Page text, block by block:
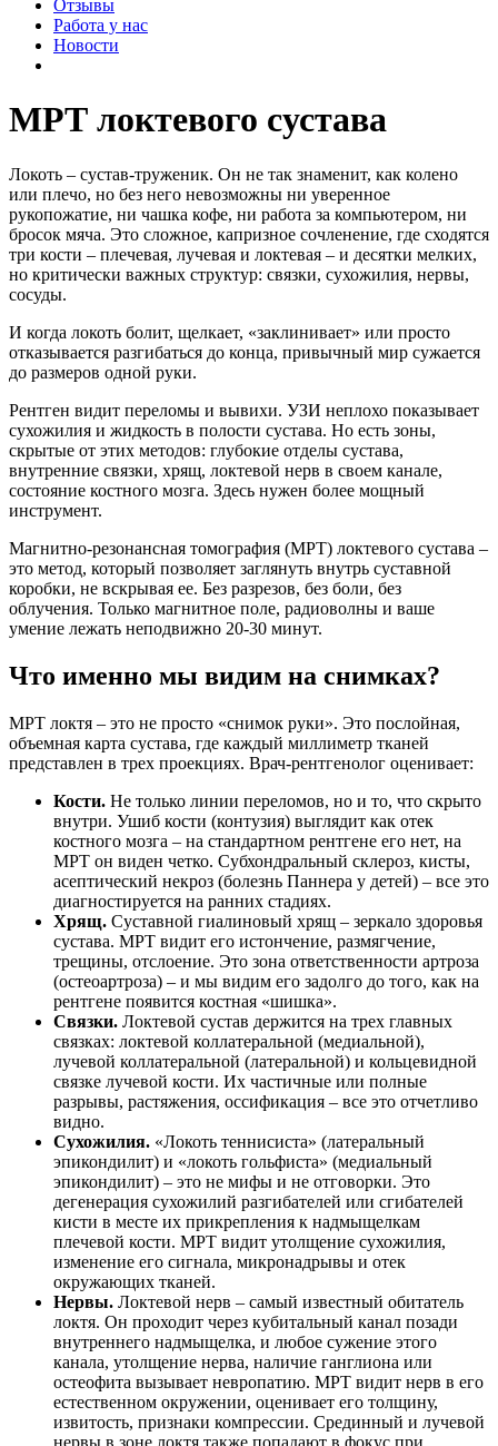
Отзывы
Работа у нас
Новости
МРТ локтевого сустава
Локоть – сустав-труженик. Он не так знаменит, как колено
или плечо, но без него невозможны ни уверенное
рукопожатие, ни чашка кофе, ни работа за компьютером, ни
бросок мяча. Это сложное, капризное сочленение, где сходятся
три кости – плечевая, лучевая и локтевая – и десятки мелких,
но критически важных структур: связки, сухожилия, нервы,
сосуды.
И когда локоть болит, щелкает, «заклинивает» или просто
отказывается разгибаться до конца, привычный мир сужается
до размеров одной руки.
Рентген видит переломы и вывихи. УЗИ неплохо показывает
сухожилия и жидкость в полости сустава. Но есть зоны,
скрытые от этих методов: глубокие отделы сустава,
внутренние связки, хрящ, локтевой нерв в своем канале,
состояние костного мозга. Здесь нужен более мощный
инструмент.
Магнитно-резонансная томография (МРТ) локтевого сустава –
это метод, который позволяет заглянуть внутрь суставной
коробки, не вскрывая ее. Без разрезов, без боли, без
облучения. Только магнитное поле, радиоволны и ваше
умение лежать неподвижно 20-30 минут.
Что именно мы видим на снимках?
МРТ локтя – это не просто «снимок руки». Это послойная,
объемная карта сустава, где каждый миллиметр тканей
представлен в трех проекциях. Врач-рентгенолог оценивает:
Кости. Не только линии переломов, но и то, что скрыто
внутри. Ушиб кости (контузия) выглядит как отек
костного мозга – на стандартном рентгене его нет, на
МРТ он виден четко. Субхондральный склероз, кисты,
асептический некроз (болезнь Паннера у детей) – все это
диагностируется на ранних стадиях.
Хрящ. Суставной гиалиновый хрящ – зеркало здоровья
сустава. МРТ видит его истончение, размягчение,
трещины, отслоение. Это зона ответственности артроза
(остеоартроза) – и мы видим его задолго до того, как на
рентгене появится костная «шишка».
Связки. Локтевой сустав держится на трех главных
связках: локтевой коллатеральной (медиальной),
лучевой коллатеральной (латеральной) и кольцевидной
связке лучевой кости. Их частичные или полные
разрывы, растяжения, оссификация – все это отчетливо
видно.
Сухожилия. «Локоть теннисиста» (латеральный
эпикондилит) и «локоть гольфиста» (медиальный
эпикондилит) – это не мифы и не отговорки. Это
дегенерация сухожилий разгибателей или сгибателей
кисти в месте их прикрепления к надмыщелкам
плечевой кости. МРТ видит утолщение сухожилия,
изменение его сигнала, микронадрывы и отек
окружающих тканей.
Нервы. Локтевой нерв – самый известный обитатель
локтя. Он проходит через кубитальный канал позади
внутреннего надмыщелка, и любое сужение этого
канала, утолщение нерва, наличие ганглиона или
остеофита вызывает невропатию. МРТ видит нерв в его
естественном окружении, оценивает его толщину,
извитость, признаки компрессии. Срединный и лучевой
нервы в зоне локтя также попадают в фокус при